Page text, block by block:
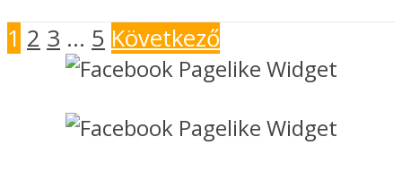
1 2 3 … 5 Következő